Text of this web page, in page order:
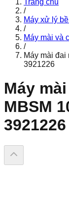
Trang chủ
/
Máy xử lý
/
Máy mài và
/
Máy mài đai
3921226
Máy
MBSM
3921226